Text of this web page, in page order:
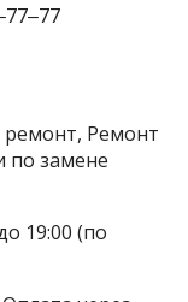
ремонт, Ремонт
по замене
19:00 (по